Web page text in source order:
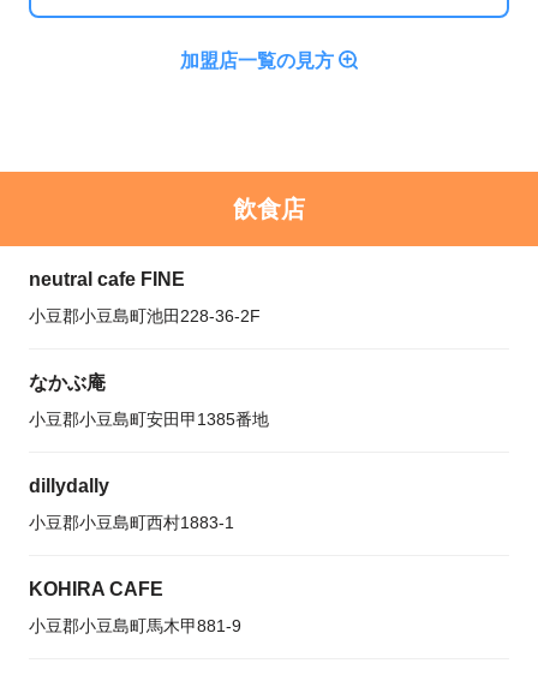
加盟店一覧の見方
飲食店
neutral cafe FINE
小豆郡小豆島町池田228-36-2F
なかぶ庵
小豆郡小豆島町安田甲1385番地
dillydally
小豆郡小豆島町西村1883-1
KOHIRA CAFE
小豆郡小豆島町馬木甲881-9